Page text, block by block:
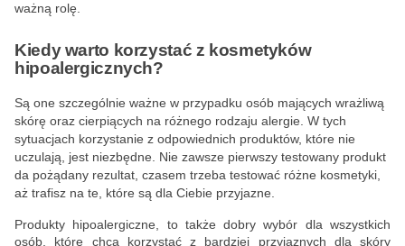
ważną rolę.
Kiedy warto korzystać z kosmetyków
hipoalergicznych?
Są one szczególnie ważne w przypadku osób mających wrażliwą
skórę oraz cierpiących na różnego rodzaju alergie. W tych
sytuacjach korzystanie z odpowiednich produktów, które nie
uczulają, jest niezbędne. Nie zawsze pierwszy testowany produkt
da pożądany rezultat, czasem trzeba testować różne kosmetyki,
aż trafisz na te, które są dla Ciebie przyjazne.
Produkty hipoalergiczne, to także dobry wybór dla wszystkich
osób, które chcą korzystać z bardziej przyjaznych dla skóry